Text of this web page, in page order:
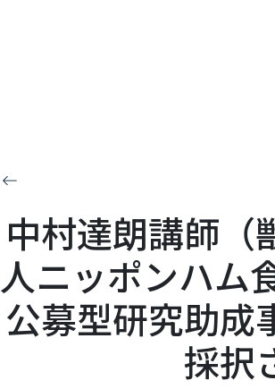
中村達朗講師（
人ニッポンハム
公募型研究助成
採択